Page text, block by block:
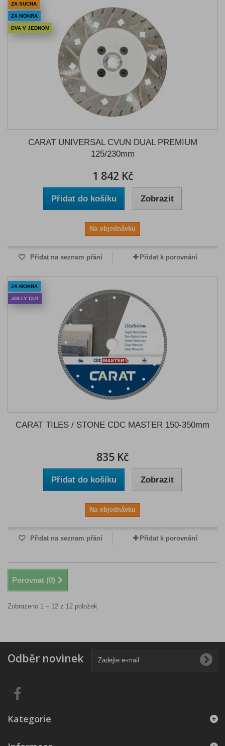
ZA SUCHA
ZA MOKRA
DVA V JEDNOM
CARAT UNIVERSAL CVUN DUAL PREMIUM
125/230mm
1 842 Kč
Přidat do košíku Zobrazit
Na objednávku
Přidat na seznam přání Přidat k porovnání
ZA MOKRA
JOLLY CUT
CARAT TILES / STONE CDC MASTER 150-350mm
835 Kč
Přidat do košíku Zobrazit
Na objednávku
Přidat na seznam přání Přidat k porovnání
Porovnat (0)
Zobrazeno 1 – 12 z 12 položek
Odběr novinek
Kategorie